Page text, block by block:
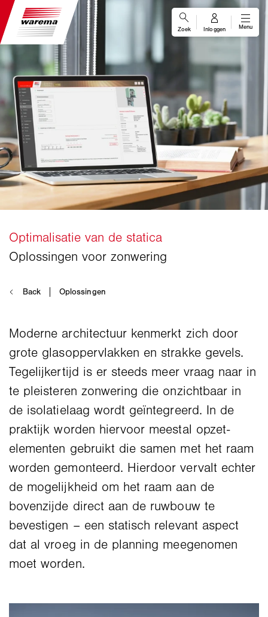
Moderne architectuur kenmerkt zich door
grote glasoppervlakken en strakke gevels.
Tegelijkertijd is er steeds meer vraag naar in
te pleisteren zonwering die onzichtbaar in
de isolatielaag wordt geïntegreerd. In de
praktijk worden hiervoor meestal opzet-
elementen gebruikt die samen met het raam
worden gemonteerd. Hierdoor vervalt echter
de mogelijkheid om het raam aan de
bovenzijde direct aan de ruwbouw te
bevestigen – een statisch relevant aspect
dat al vroeg in de planning meegenomen
moet worden.